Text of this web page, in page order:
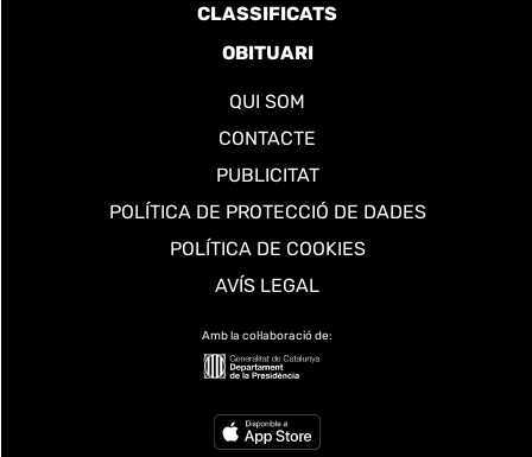
CLASSIFICATS
OBITUARI
QUI SOM
CONTACTE
PUBLICITAT
POLÍTICA DE PROTECCIÓ DE DADES
POLÍTICA DE COOKIES
AVÍS LEGAL
Amb la col·laboració de: